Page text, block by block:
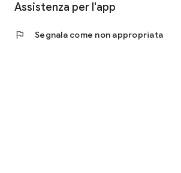
Assistenza per l'app
flag Segnala come non appropriata